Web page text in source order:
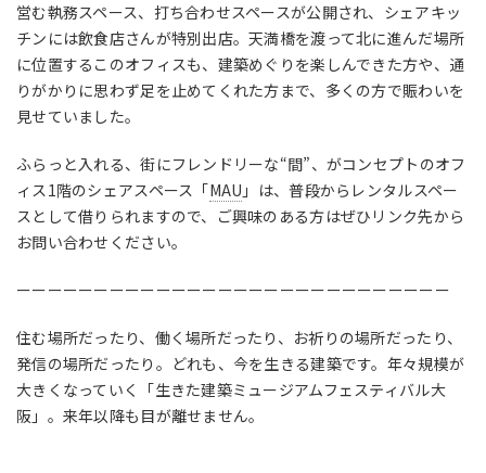
営む執務スペース、打ち合わせスペースが公開され、シェアキッ
チンには飲食店さんが特別出店。天満橋を渡って北に進んだ場所
に位置するこのオフィスも、建築めぐりを楽しんできた方や、通
りがかりに思わず足を止めてくれた方まで、多くの方で賑わいを
見せていました。
ふらっと入れる、街にフレンドリーな“間”、がコンセプトのオフ
ィス1階のシェアスペース「MAU 」は、普段からレンタルスペー
スとして借りられますので、ご興味のある方はぜひリンク先から
お問い合わせください。
ーーーーーーーーーーーーーーーーーーーーーーーーーーーー
住む場所だったり、働く場所だったり、お祈りの場所だったり、
発信の場所だったり。どれも、今を生きる建築です。年々規模が
大きくなっていく「生きた建築ミュージアムフェスティバル大
阪」。来年以降も目が離せません。